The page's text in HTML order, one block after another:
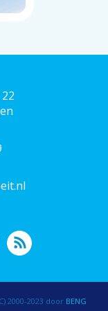
2000-2023 door BENG